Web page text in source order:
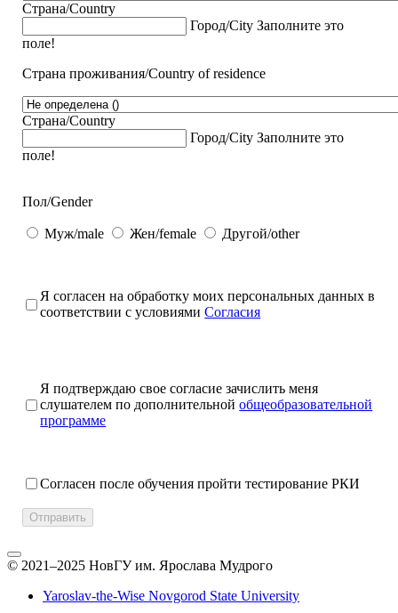
Страна/Country
Город/City Заполните это
поле!
Страна проживания/Country of residence
Страна/Country
Город/City Заполните это
поле!
Пол/Gender
Муж/male Жен/female Другой/other
Я согласен на обработку моих персональных данных в
соответствии с условиямиСогласия
Я подтверждаю свое согласие зачислить меня
слушателем по дополнительнойобщеобразовательной
программе
Согласен после обучения пройти тестирование РКИ
Отправить
© 2021–2025 НовГУ им. Ярослава Мудрого
Yaroslav-the-Wise Novgorod State University